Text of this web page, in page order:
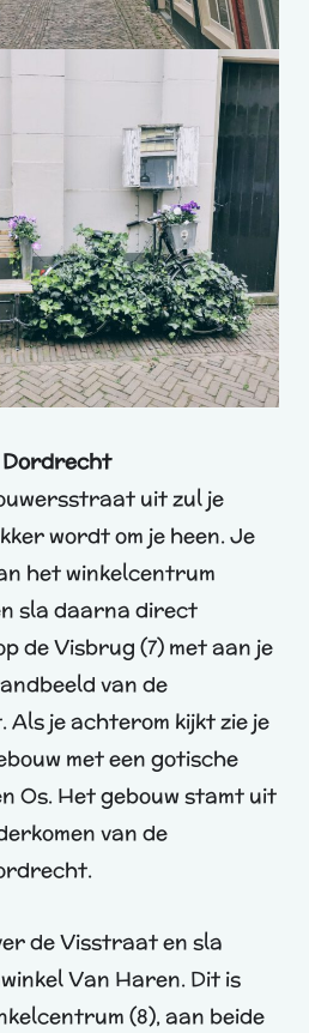
Dordrecht
uit zul je
wordt om je heen. Je
het winkelcentrum
sla daarna direct
de Visbrug (7) met aan je
van de
je achterom kijkt zie je
met een gotische
Os. Het gebouw stamt uit
van de
de Visstraat en sla
Van Haren. Dit is
(8), aan beide